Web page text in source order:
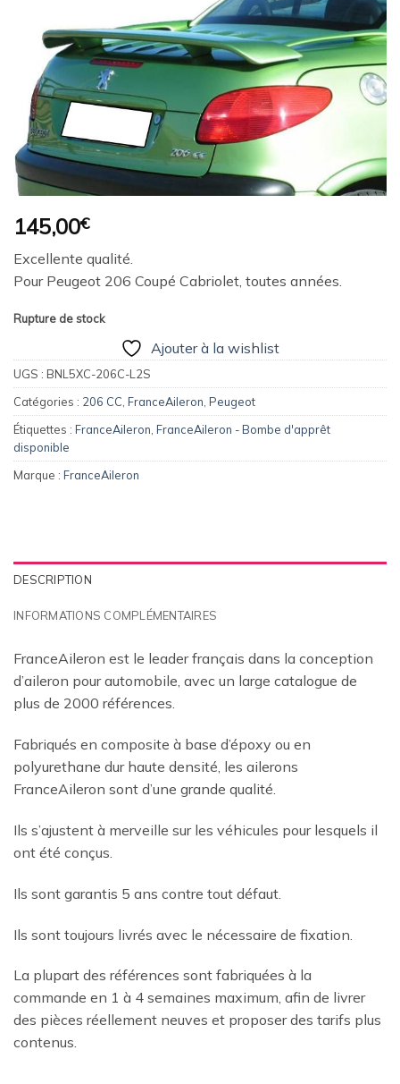
à la
wishlist
145,00€
Excellente qualité.
Pour Peugeot 206 Coupé Cabriolet, toutes années.
Rupture de stock
Ajouter à la wishlist
UGS : BNL5XC-206C-L2S
Catégories : 206 CC FranceAileron Peugeot
Étiquettes : FranceAileron FranceAileron - Bombe d'apprêt
disponible
Marque : FranceAileron
DESCRIPTION
INFORMATIONS COMPLÉMENTAIRES
FranceAileron est le leader français dans la conception
d’aileron pour automobile, avec un large catalogue de
plus de 2000 références.
Fabriqués en composite à base d’époxy ou en
polyurethane dur haute densité, les ailerons
FranceAileron sont d’une grande qualité.
Ils s’ajustent à merveille sur les véhicules pour lesquels il
ont été conçus.
Ils sont garantis 5 ans contre tout défaut.
Ils sont toujours livrés avec le nécessaire de fixation.
La plupart des références sont fabriquées à la
commande en 1 à 4 semaines maximum, afin de livrer
des pièces réellement neuves et proposer des tarifs plus
contenus.